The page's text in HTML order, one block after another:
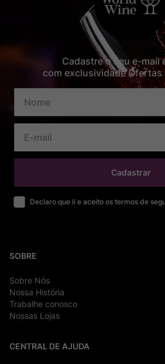
Cadastre o seu e-mail
com exclusividade Ofertas
Cadastrar
Declaro que li e aceito os termos de
SOBRE
Sobre Nós
Nossa História
Trabalhe conosco
Nossas Lojas
CENTRAL DE AJUDA